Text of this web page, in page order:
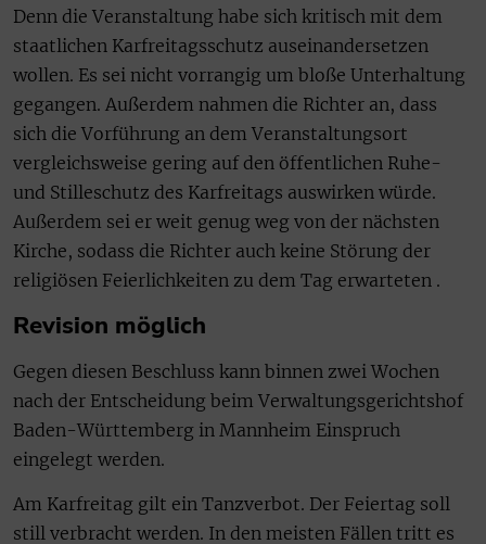
Denn die Veranstaltung habe sich kritisch mit dem
staatlichen Karfreitagsschutz auseinandersetzen
wollen. Es sei nicht vorrangig um bloße Unterhaltung
gegangen. Außerdem nahmen die Richter an, dass
sich die Vorführung an dem Veranstaltungsort
vergleichsweise gering auf den öffentlichen Ruhe-
und Stilleschutz des Karfreitags auswirken würde.
Außerdem sei er weit genug weg von der nächsten
Kirche, sodass die Richter auch keine Störung der
religiösen Feierlichkeiten zu dem Tag erwarteten .
Revision möglich
Gegen diesen Beschluss kann binnen zwei Wochen
nach der Entscheidung beim Verwaltungsgerichtshof
Baden-Württemberg in Mannheim Einspruch
eingelegt werden.
Am Karfreitag gilt ein Tanzverbot. Der Feiertag soll
still verbracht werden. In den meisten Fällen tritt es